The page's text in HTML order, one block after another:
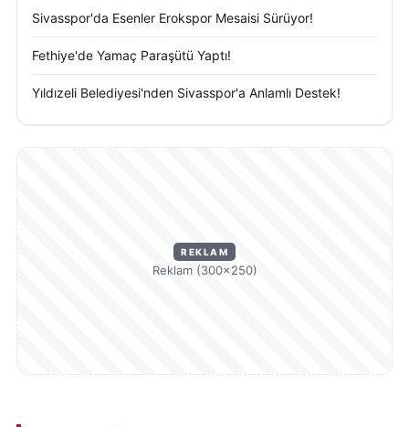
Sivasspor'da Esenler Erokspor Mesaisi Sürüyor!
Fethiye'de Yamaç Paraşütü Yaptı!
Yıldızeli Belediyesi'nden Sivasspor'a Anlamlı Destek!
REKLAM
Reklam (300×250)